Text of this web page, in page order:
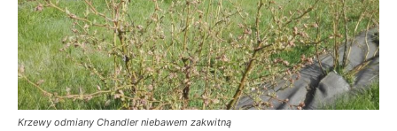
Krzewy odmiany Chandler niebawem zakwitną